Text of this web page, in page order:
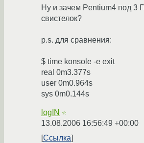
Ну и зачем Pentium4 под 3
свистелок?
p.s. для сравнения:
$ time konsole -e exit
real 0m3.377s
user 0m0.964s
sys 0m0.144s
logIN ☆
13.08.2006 16:56:49 +00:00
Ссылка